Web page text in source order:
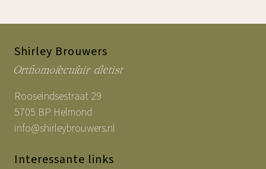
Shirley Brouwers
Orthomoleculair dietist
Rooseindsestraat 29
5705 BP Helmond
info@shirleybrouwers.nl
Interessante links